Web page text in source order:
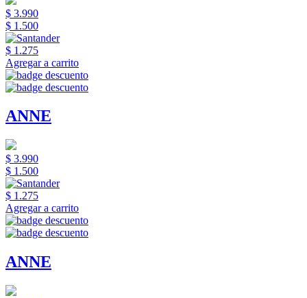
$ 3.990
$ 1.500
$ 1.275
Agregar a carrito
ANNE
$ 3.990
$ 1.500
$ 1.275
Agregar a carrito
ANNE